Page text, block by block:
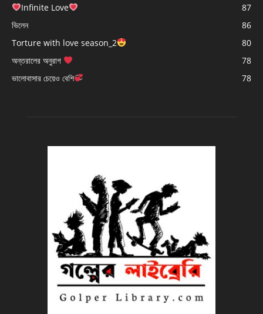
Infinite Love
87
ভিলেন
86
Torture with love season_2
80
অন্তরালের অনুরাগ
78
ভালোবাসার চেয়েও বেশি
78